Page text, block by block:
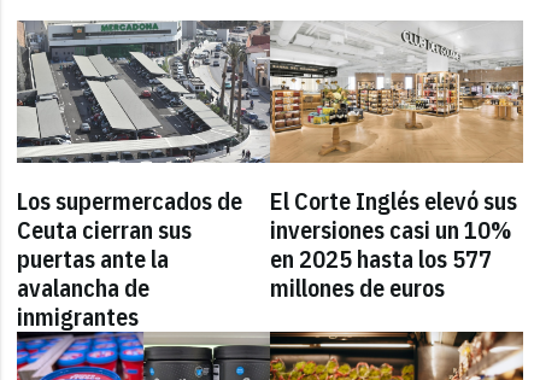
Los supermercados de
Ceuta cierran sus
puertas ante la
avalancha de
inmigrantes
El Corte Inglés elevó sus
inversiones casi un 10%
en 2025 hasta los 577
millones de euros